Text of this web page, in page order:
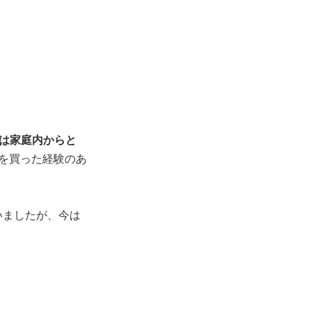
家庭内からと
買った経験のあ
したが、今は